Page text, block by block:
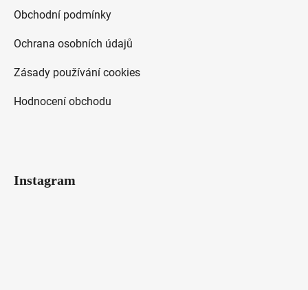
Obchodní podmínky
Ochrana osobních údajů
Zásady používání cookies
Hodnocení obchodu
Instagram